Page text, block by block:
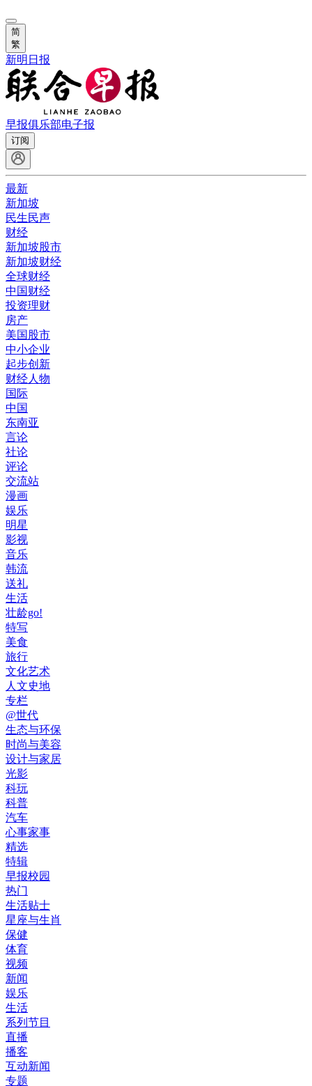
简
繁
新明日报
早报俱乐部电子报
订阅
最新
新加坡
民生民声
财经
新加坡股市
新加坡财经
全球财经
中国财经
投资理财
房产
美国股市
中小企业
起步创新
财经人物
国际
中国
东南亚
言论
社论
评论
交流站
漫画
娱乐
明星
影视
音乐
韩流
送礼
生活
壮龄go!
特写
美食
旅行
文化艺术
人文史地
专栏
@世代
生态与环保
时尚与美容
设计与家居
光影
科玩
科普
汽车
心事家事
精选
特辑
早报校园
热门
生活贴士
星座与生肖
保健
体育
视频
新闻
娱乐
生活
系列节目
直播
播客
互动新闻
专题